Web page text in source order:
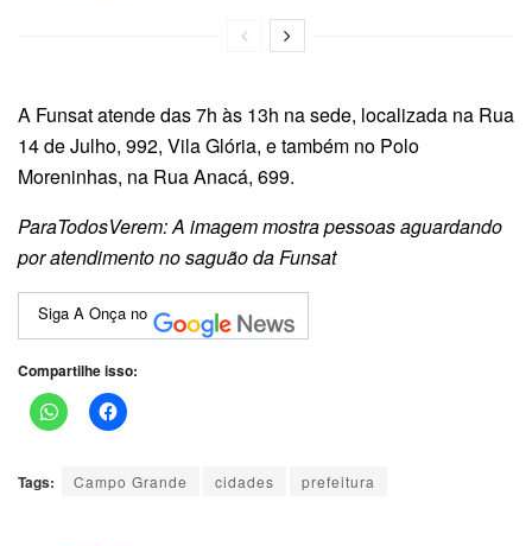
A Funsat atende das 7h às 13h na sede, localizada na Rua
14 de Julho, 992, Vila Glória, e também no Polo
Moreninhas, na Rua Anacá, 699.
ParaTodosVerem: A imagem mostra pessoas aguardando
por atendimento no saguão da Funsat
Siga A Onça no
Compartilhe isso:
Tags: Campo Grande cidades prefeitura